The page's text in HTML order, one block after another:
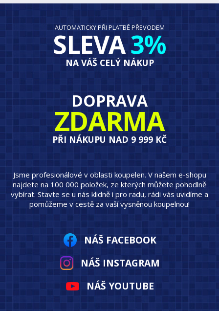
AUTOMATICKY PŘI PLATBĚ PŘEVODEM
SLEVA3%
NA VÁŠ CELÝ NÁKUP
DOPRAVA
ZDARMA
PŘI NÁKUPU NAD 9 999 KČ
Jsme profesionálové v oblasti koupelen. V našem e-shopu
najdete na 100 000 položek, ze kterých můžete pohodlně
vybírat. Stavte se u nás klidně i pro radu, rádi vás uvidíme a
pomůžeme v cestě za vaší vysněnou koupelnou!
NÁŠ FACEBOOK
NÁŠ INSTAGRAM
NÁŠ YOUTUBE